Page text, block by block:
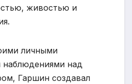
живостью и
личными
над
Гаршин создавал